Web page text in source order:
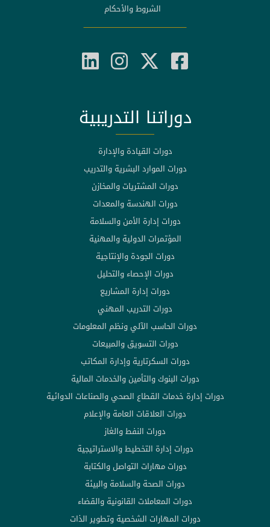
الشروط والأحكام
دوراتنا التدريبية
دورات القيادة والإدارة
دورات الموارد البشرية والتدريب
دورات المشتريات والمخازن
دورات الهندسة والمعدات
دورات إدارة الأمن والسلامة
المؤتمرات الدولية والمهنية
دورات الجودة والإنتاجية
دورات الإحصاء والتحليل
دورات إدارة المشاريع
دورات التدريب المهني
دورات الحاسب الآلي ونظم المعلومات
دورات التسويق والمبيعات
دورات السكرتارية وإدارة المكاتب
دورات البنوك والتأمين والخدمات المالية
دورات إدارة خدمات القطاع الصحي والصناعات الدوائية
دورات العلاقات العامة والإعلام
دورات النفط والغاز
دورات إدارة التخطيط والاستراتيجية
دورات مهارات التواصل والكتابة
دورات الصحة والسلامة والبيئة
دورات المعاملات القانونية والقضاء
دورات المهارات الشخصية وتطوير الذات